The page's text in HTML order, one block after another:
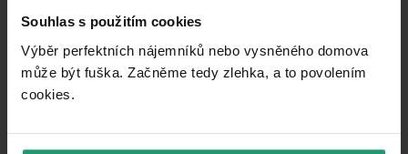
Souhlas s použitím cookies
Výběr perfektních nájemníků nebo vysněného domova
může být fuška. Začněme tedy zlehka, a to povolením
cookies.​
ČÍSLO INZERÁTU 1042826
VLASTNÍCTVO Osobné